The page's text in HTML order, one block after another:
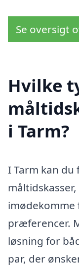
Se oversigt
Hvilke
i Tarm?
I Tarm kan
imødekomme
præferencer.
løsning for
par, der